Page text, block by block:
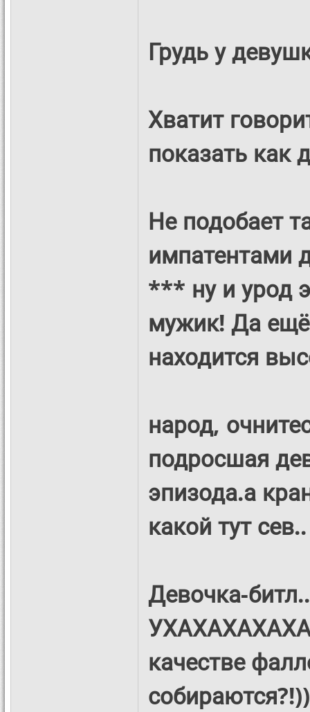
Грудь у
Хватит
показать как
Не подобает
импатентами
*** ну и урод
мужик! Да
находится
народ,
подросшая
эпизода.а
какой тут
Девочка-
качестве
собираются?!))